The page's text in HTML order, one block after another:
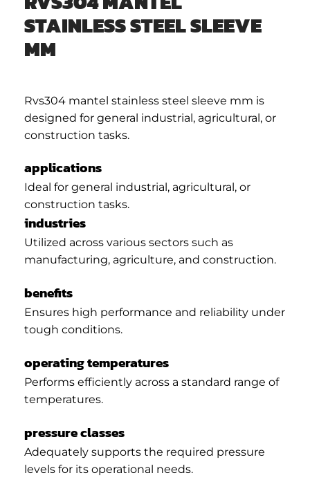
STAINLESS STEEL SLEEVE
MM
Rvs304 mantel stainless steel sleeve mm is
designed for general industrial, agricultural, or
construction tasks.
applications
Ideal for general industrial, agricultural, or
construction tasks.
industries
Utilized across various sectors such as
manufacturing, agriculture, and construction.
benefits
Ensures high performance and reliability under
tough conditions.
operating temperatures
Performs efficiently across a standard range of
temperatures.
pressure classes
Adequately supports the required pressure
levels for its operational needs.